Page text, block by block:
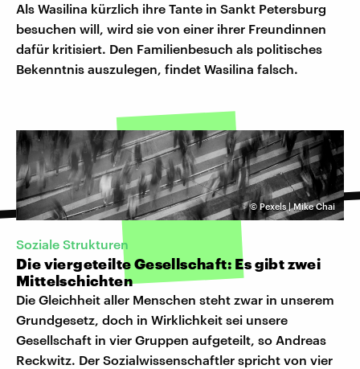
Als Wasilina kürzlich ihre Tante in Sankt Petersburg
besuchen will, wird sie von einer ihrer Freundinnen
dafür kritisiert. Den Familienbesuch als politisches
Bekenntnis auszulegen, findet Wasilina falsch.
© Pexels | Mike Chai
Soziale Strukturen
Die viergeteilte Gesellschaft: Es gibt zwei
Mittelschichten
Die Gleichheit aller Menschen steht zwar in unserem
Grundgesetz, doch in Wirklichkeit sei unsere
Gesellschaft in vier Gruppen aufgeteilt, so Andreas
Reckwitz. Der Sozialwissenschaftler spricht von vier